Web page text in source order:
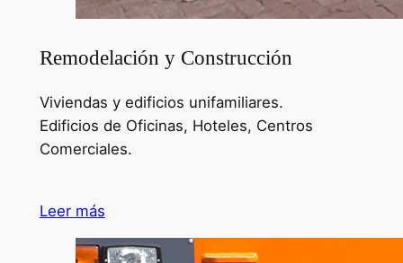
Remodelación y Construcción
Viviendas y edificios unifamiliares.
Edificios de Oficinas, Hoteles, Centros
Comerciales.
Leer más